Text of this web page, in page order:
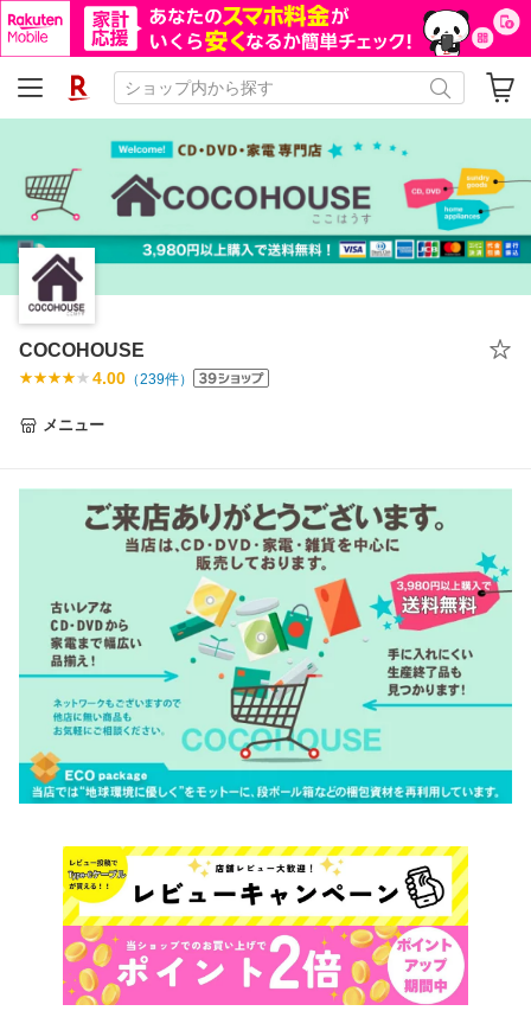
COCOHOUSE
4.00 （239件）
メニュー